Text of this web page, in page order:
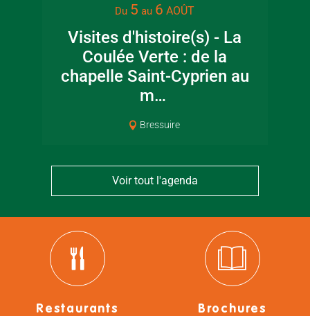
Du 5 au 6 AOÛT
Visites d'histoire(s) - La
Coulée Verte : de la
chapelle Saint-Cyprien au
m…
Bressuire
Voir tout l'agenda
Restaurants Brochures